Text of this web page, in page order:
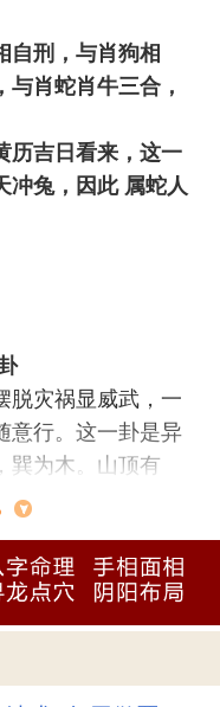
自刑，与肖狗相
肖蛇肖牛三合，
历吉日看来，这一
冲兔，因此 属蛇人
脱灾祸显威武，一
意行。这一卦是异
巽为木。山顶有
。它是慢慢发展的
的阶段后，从头开
的是心浮气躁急于
。同是留意道德修
工作，可无往而